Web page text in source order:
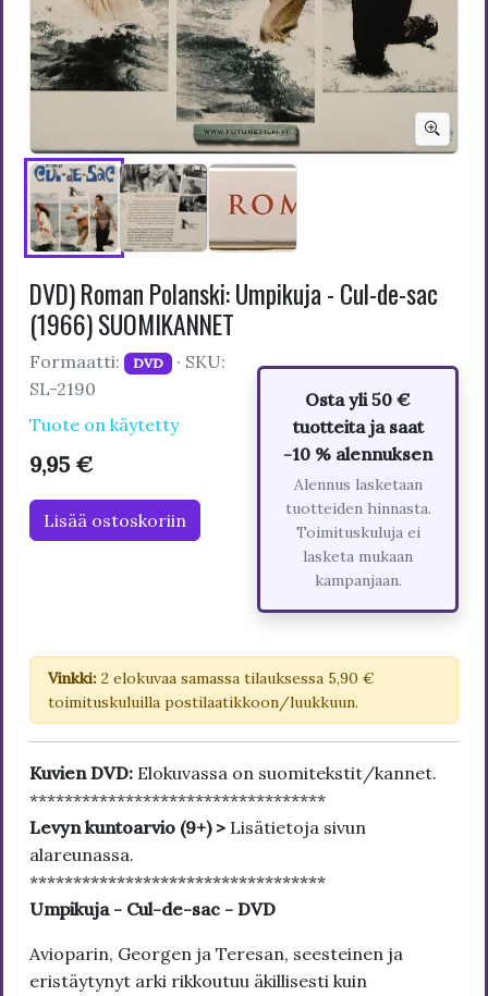
DVD) Roman Polanski: Umpikuja - Cul-de-sac
(1966) SUOMIKANNET
Formaatti: DVD · SKU:
SL-2190
Tuote on käytetty
9,95 €
Lisää ostoskoriin
Osta yli 50 €
tuotteita ja saat
-10 % alennuksen
Alennus lasketaan
tuotteiden hinnasta.
Toimituskuluja ei
lasketa mukaan
kampanjaan.
Vinkki: 2 elokuvaa samassa tilauksessa 5,90 €
toimituskuluilla postilaatikkoon/luukkuun.
Kuvien DVD: Elokuvassa on suomitekstit/kannet.
**********************************
Levyn kuntoarvio (9+) > Lisätietoja sivun
alareunassa.
**********************************
Umpikuja - Cul-de-sac - DVD
Avioparin, Georgen ja Teresan, seesteinen ja
eristäytynyt arki rikkoutuu äkillisesti kuin